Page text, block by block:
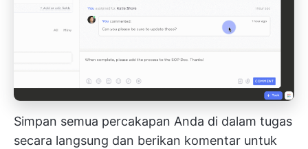
Simpan semua percakapan Anda di dalam tugas
secara langsung dan berikan komentar untuk